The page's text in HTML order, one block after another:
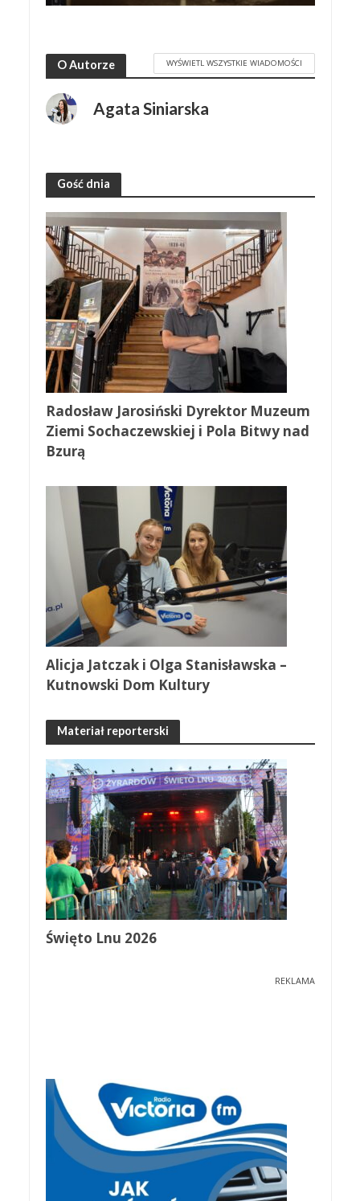
O Autorze WYŚWIETL WSZYSTKIE WIADOMOŚCI
Agata Siniarska
Gość dnia
Radosław Jarosiński Dyrektor Muzeum
Ziemi Sochaczewskiej i Pola Bitwy nad
Bzurą
Alicja Jatczak i Olga Stanisławska –
Kutnowski Dom Kultury
Materiał reporterski
Święto Lnu 2026
REKLAMA